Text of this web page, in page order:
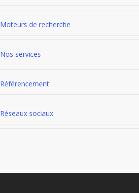
Moteurs de recherche
Nos services
Référencement
Réseaux sociaux